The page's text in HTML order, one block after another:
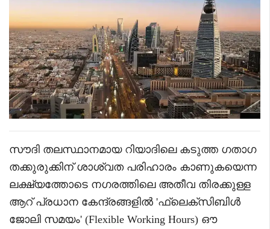
സൗദി തലസ്ഥാനമായ റിയാദിലെ കടുത്ത ഗതാഗ
തക്കുരുക്കിന് ശാശ്വത പരിഹാരം കാണുകയെന്ന
ലക്ഷ്യത്തോടെ നഗരത്തിലെ അതീവ തിരക്കുള്ള
ആറ് പ്രധാന കേന്ദ്രങ്ങളിൽ 'ഫ്ലെക്സിബിൾ
ജോലി സമയം' (Flexible Working Hours) ഔ